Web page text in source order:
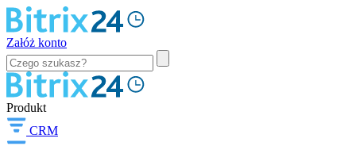
Załóż konto
Produkt
CRM